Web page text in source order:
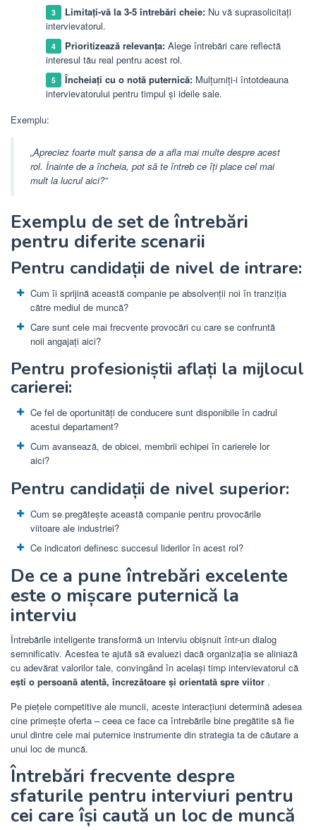
Limitați-vă la 3-5 întrebări cheie: Nu vă suprasolicitați
intervievatorul.
Prioritizează relevanța: Alege întrebări care reflectă
interesul tău real pentru acest rol.
Încheiați cu o notă puternică: Mulțumiți-i întotdeauna
intervievatorului pentru timpul și ideile sale.
Exemplu:
„Apreciez foarte mult șansa de a afla mai multe despre acest
rol. Înainte de a încheia, pot să te întreb ce îți place cel mai
mult la lucrul aici?”
Exemplu de set de întrebări
pentru diferite scenarii
Pentru candidații de nivel de intrare:
Cum îi sprijină această companie pe absolvenții noi în tranziția
către mediul de muncă?
Care sunt cele mai frecvente provocări cu care se confruntă
noii angajați aici?
Pentru profesioniștii aflați la mijlocul
carierei:
Ce fel de oportunități de conducere sunt disponibile în cadrul
acestui departament?
Cum avansează, de obicei, membrii echipei în carierele lor
aici?
Pentru candidații de nivel superior:
Cum se pregătește această companie pentru provocările
viitoare ale industriei?
Ce indicatori definesc succesul liderilor în acest rol?
De ce a pune întrebări excelente
este o mișcare puternică la
interviu
Întrebările inteligente transformă un interviu obișnuit într-un dialog
semnificativ. Acestea te ajută să evaluezi dacă organizația se aliniază
cu adevărat valorilor tale, convingând în același timp intervievatorul că
ești o persoană atentă, încrezătoare și orientată spre viitor .
Pe piețele competitive ale muncii, aceste interacțiuni determină adesea
cine primește oferta – ceea ce face ca întrebările bine pregătite să fie
unul dintre cele mai puternice instrumente din strategia ta de căutare a
unui loc de muncă.
Întrebări frecvente despre
sfaturile pentru interviuri pentru
cei care își caută un loc de muncă